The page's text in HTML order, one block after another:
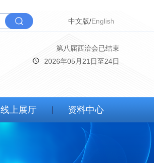
中文版/English
第八 届西洽会已结束
2026年05月21日至24日
线上展厅 资料中心
精彩视频
精彩图集